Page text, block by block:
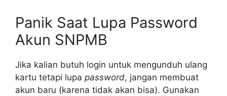
Panik Saat Lupa Password
Akun SNPMB
Jika kalian butuh login untuk mengunduh ulang
kartu tetapi lupa password, jangan membuat
akun baru (karena tidak akan bisa). Gunakan